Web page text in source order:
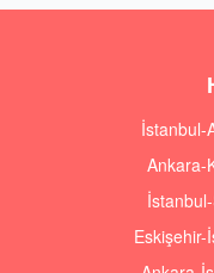
İstanbul-
Ankara-
Eskişehir-